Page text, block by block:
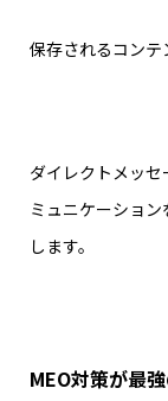
保存されるコンテ
ダイレクトメッ
ミュニケーショ
します。
MEO対策が最